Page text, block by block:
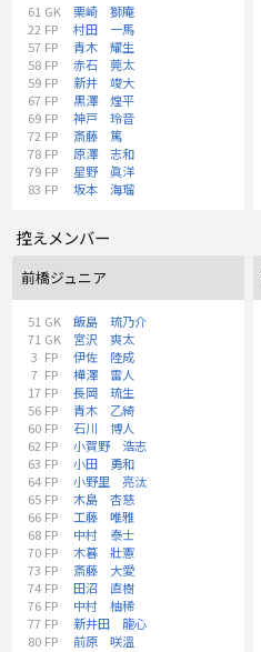
61 GK
栗崎 獅庵
22 FP
村田 一馬
57 FP
青木 耀生
58 FP
赤石 莞太
59 FP
新井 竣大
67 FP
黒澤 煌平
69 FP
神戸 玲音
72 FP
斎藤 篤
78 FP
原澤 志和
79 FP
星野 眞洋
83 FP 坂本 海瑠
控えメンバー
前橋ジュニア
51 GK
飯島 琉乃介
71 GK
宮沢 爽太
3 FP
伊佐 陸成
7 FP
樺澤 雷人
17 FP
長岡 琉生
56 FP
青木 乙綺
60 FP
石川 博人
62 FP
小賀野 浩志
63 FP
小田 勇和
64 FP
小野里 亮汰
65 FP
木島 杏慈
66 FP
工藤 唯雅
68 FP
中村 泰士
70 FP
木暮 壯憲
73 FP
斎藤 大愛
74 FP
田沼 直樹
76 FP
中村 柚稀
77 FP
新井田 龍心
80 FP 前原 咲溫